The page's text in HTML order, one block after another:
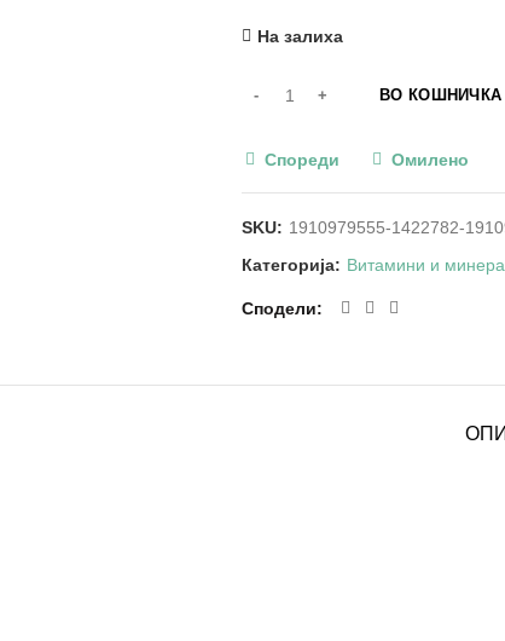
На залиха
ВО КОШНИЧКА
Спореди Омилено
SKU: 1910979555-1422782-
Категорија: Витамини и
Сподели